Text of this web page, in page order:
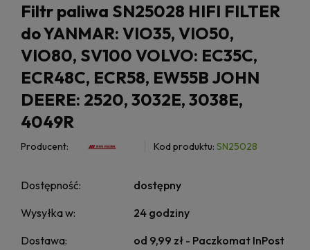
Filtr paliwa SN25028 HIFI FILTER
do YANMAR: VIO35, VIO50,
VIO80, SV100 VOLVO: EC35C,
ECR48C, ECR58, EW55B JOHN
DEERE: 2520, 3032E, 3038E,
4049R
Producent: Kod produktu: SN25028
Dostępność:
dostępny
Wysyłka w:
24 godziny
Dostawa:
od 9,99 zł - Paczkomat InPost